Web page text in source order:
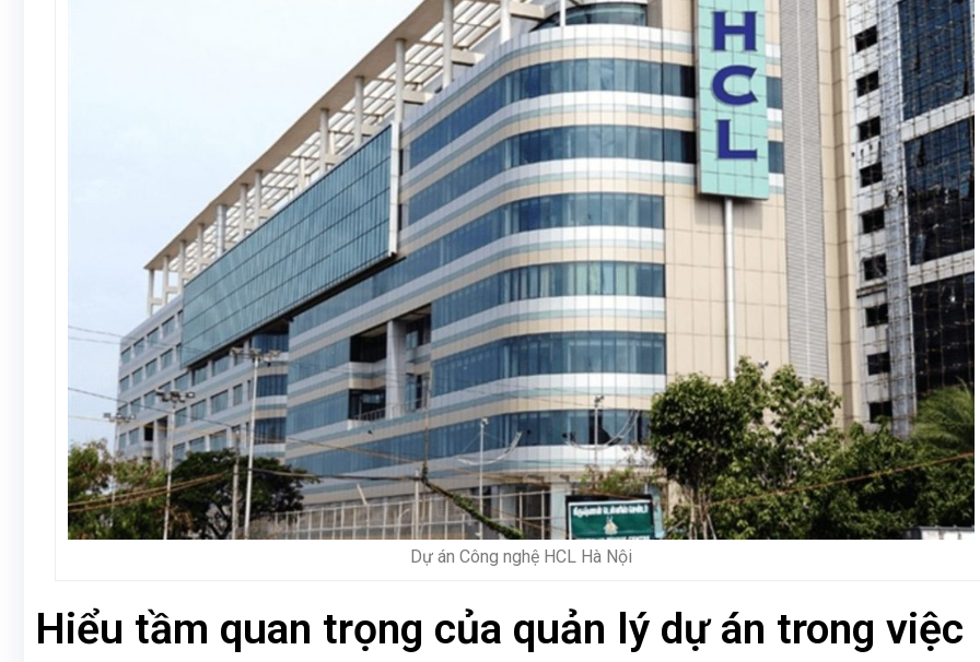
Dự án Công nghệ HCL Hà Nội
Hiểu tầm quan trọng của quản lý dự án trong việc